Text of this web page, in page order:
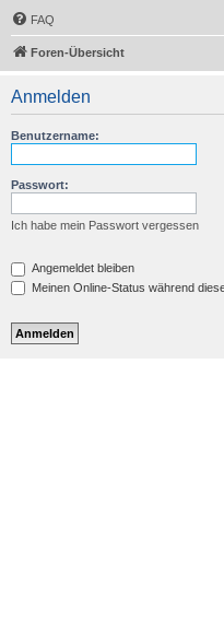
FAQ
Foren-Übersicht
Anmelden
Benutzername:
Passwort:
Ich habe mein Passwort vergessen
Angemeldet bleiben
Meinen Online-Status während